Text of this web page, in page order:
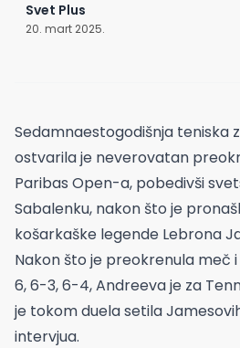
Svet Plus
20. mart 2025.
Sedamnaestogodišnja teniska
ostvarila je neverovatan
Paribas Open-a, pobedivši
Sabalenku, nakon što je
košarkaške legende Lebrona
Nakon što je preokrenula meč
6, 6-3, 6-4, Andreeva je za
je tokom duela setila
intervjua.